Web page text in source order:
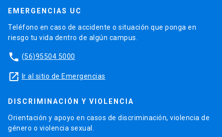
EMERGENCIAS UC
Teléfono en caso de accidente o situación que ponga en
riesgo tu vida dentro de algún campus.
phone (56)95504 5000
launch Ir al sitio de Emergencias
DISCRIMINACIÓN Y VIOLENCIA
Orientación y apoyo en casos de discriminación, violencia de
género o violencia sexual.